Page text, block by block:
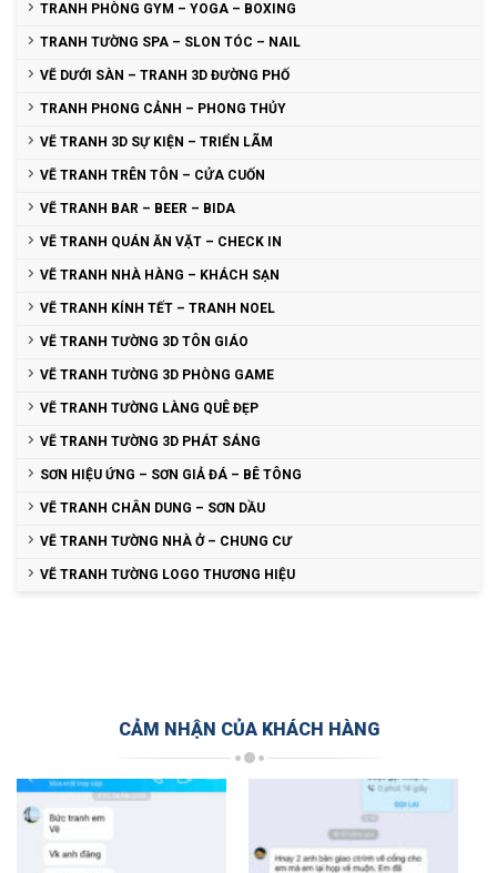
TRANH PHÒNG GYM – YOGA – BOXING
TRANH TƯỜNG SPA – SLON TÓC – NAIL
VẼ DƯỚI SÀN – TRANH 3D ĐƯỜNG PHỐ
TRANH PHONG CẢNH – PHONG THỦY
VẼ TRANH 3D SỰ KIỆN – TRIỂN LÃM
VẼ TRANH TRÊN TÔN – CỬA CUỐN
VẼ TRANH BAR – BEER – BIDA
VẼ TRANH QUÁN ĂN VẶT – CHECK IN
VẼ TRANH NHÀ HÀNG – KHÁCH SẠN
VẼ TRANH KÍNH TẾT – TRANH NOEL
VẼ TRANH TƯỜNG 3D TÔN GIÁO
VẼ TRANH TƯỜNG 3D PHÒNG GAME
VẼ TRANH TƯỜNG LÀNG QUÊ ĐẸP
VẼ TRANH TƯỜNG 3D PHÁT SÁNG
SƠN HIỆU ỨNG – SƠN GIẢ ĐÁ – BÊ TÔNG
VẼ TRANH CHÂN DUNG – SƠN DẦU
VẼ TRANH TƯỜNG NHÀ Ở – CHUNG CƯ
VẼ TRANH TƯỜNG LOGO THƯƠNG HIỆU
CẢM NHẬN CỦA KHÁCH HÀNG